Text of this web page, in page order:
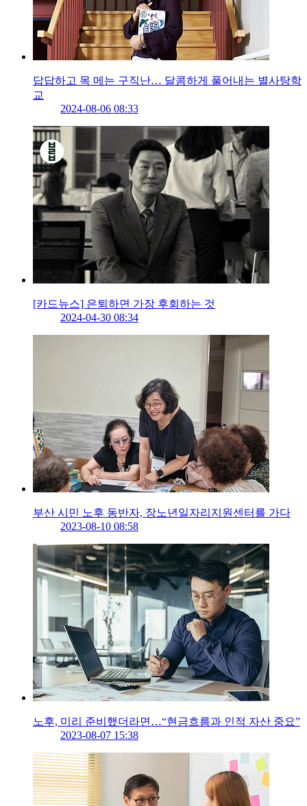
답답하고 목 메는 구직난… 달콤하게 풀어내는 별사탕학
교
2024-08-06 08:33
[카드뉴스] 은퇴하면 가장 후회하는 것
2024-04-30 08:34
부산 시민 노후 동반자, 장노년일자리지원센터를 가다
2023-08-10 08:58
노후, 미리 준비했더라면…“현금흐름과 인적 자산 중요”
2023-08-07 15:38